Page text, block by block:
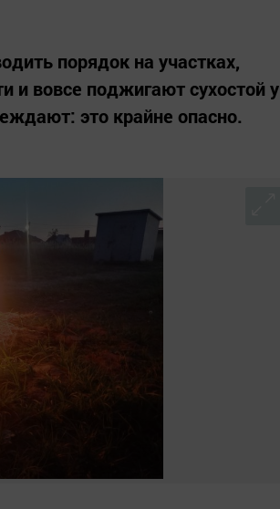
порядок на участках,
и вовсе поджигают сухостой у
это крайне опасно.